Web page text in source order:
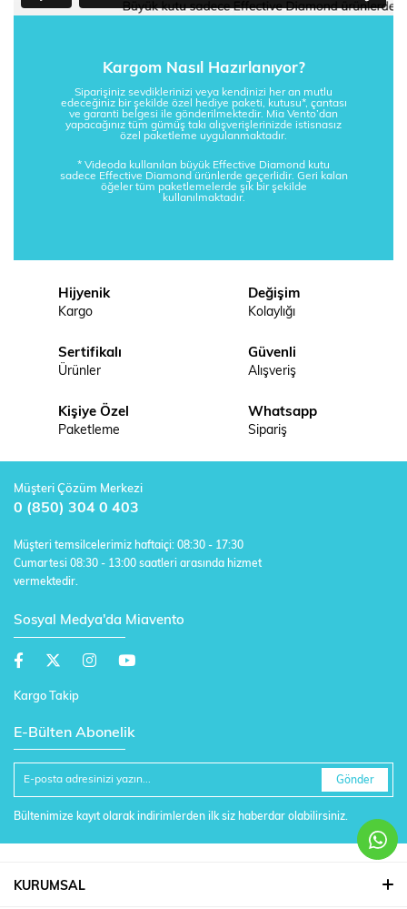
Kargom Nasıl Hazırlanıyor?
Siparişiniz sevdiklerinizi veya kendinizi her an mutlu
edeceğiniz bir şekilde özel hediye paketi, kutusu*, çantası
ve garanti belgesi ile gönderilmektedir. Mia Vento’dan
yapacağınız tüm gümüş takı alışverişlerinizde istisnasız
özel paketleme uygulanmaktadır.
* Videoda kullanılan büyük Effective Diamond kutu
sadece Effective Diamond ürünlerde geçerlidir. Geri kalan
öğeler tüm paketlemelerde şık bir şekilde
kullanılmaktadır.
Hijyenik
Kargo
Değişim
Kolaylığı
Sertifikalı
Ürünler
Güvenli
Alışveriş
Kişiye Özel
Paketleme
Whatsapp
Sipariş
Müşteri Çözüm Merkezi
0 (850) 304 0 403
Müşteri temsilcelerimiz haftaiçi: 08:30 - 17:30
Cumartesi 08:30 - 13:00 saatleri arasında hizmet
vermektedir.
Sosyal Medya'da Miavento
Kargo Takip
E-Bülten Abonelik
Gönder
Bültenimize kayıt olarak indirimlerden ilk siz haberdar olabilirsiniz.
KURUMSAL